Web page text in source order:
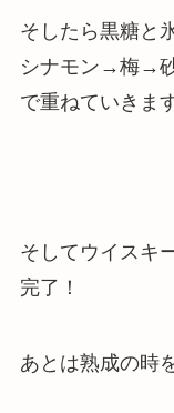
そしたら黒糖と
シナモン →梅→
で重ねていきます
そしてウイスキ
完了！
あとは熟成の時